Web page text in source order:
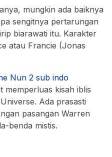
mungkin ada baiknya
sengitnya pertarungan
biarawati itu. Karakter
atau Francie (Jonas
Nun 2 sub indo
memperluas kisah iblis
Ada prasasti
pasangan Warren
benda mistis.